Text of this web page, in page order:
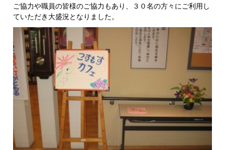
ご協力や職員の皆様のご協力もあり、３０名の方々にご利用し
ていただき大盛況となりました。